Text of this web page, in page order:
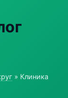
» Клиника